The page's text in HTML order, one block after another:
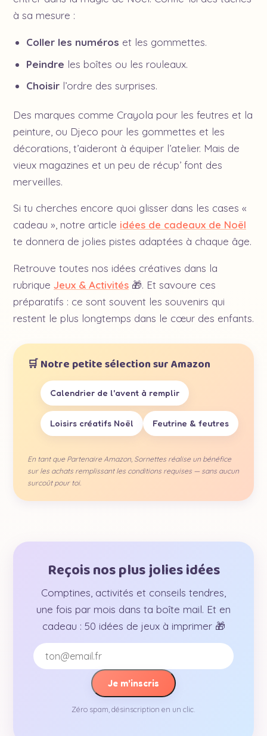
à sa mesure :
Coller les numéros et les gommettes.
Peindre les boîtes ou les rouleaux.
Choisir l’ordre des surprises.
Des marques comme Crayola pour les feutres et la
peinture, ou Djeco pour les gommettes et les
décorations, t’aideront à équiper l’atelier. Mais de
vieux magazines et un peu de récup’ font des
merveilles.
Si tu cherches encore quoi glisser dans les cases «
cadeau », notre article idées de cadeaux de Noël
te donnera de jolies pistes adaptées à chaque âge.
Retrouve toutes nos idées créatives dans la
rubrique Jeux & Activités 🎁. Et savoure ces
préparatifs : ce sont souvent les souvenirs qui
restent le plus longtemps dans le cœur des enfants.
🛒 Notre petite sélection sur Amazon
Calendrier de l'avent à remplir
Loisirs créatifs Noël Feutrine & feutres
En tant que Partenaire Amazon, Sornettes réalise un bénéfice
sur les achats remplissant les conditions requises — sans aucun
surcoût pour toi.
Reçois nos plus jolies idées
Comptines, activités et conseils tendres,
une fois par mois dans ta boîte mail. Et en
cadeau : 50 idées de jeux à imprimer 🎁
Je m’inscris
Zéro spam, désinscription en un clic.